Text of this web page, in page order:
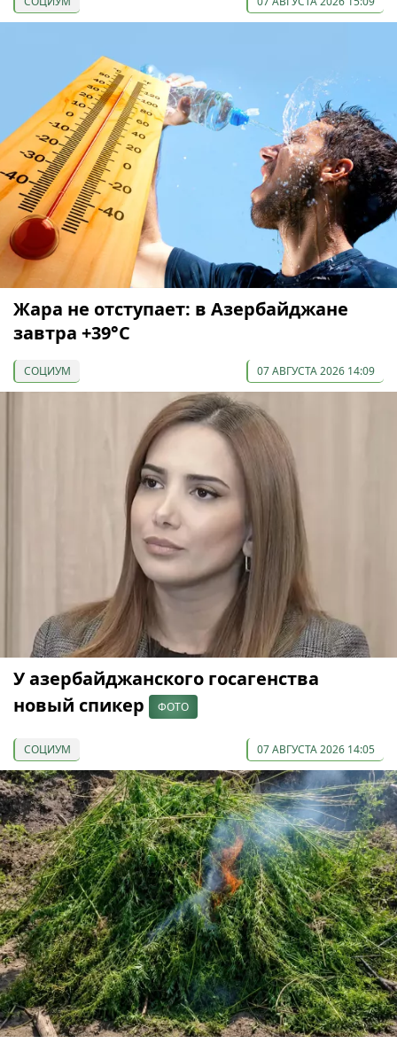
Жара не отступает: в Азербайджане
завтра +39°С
СОЦИУМ 07 АВГУСТА 2026 14:09
У азербайджанского госагенства
новый спикер
ФОТО
СОЦИУМ 07 АВГУСТА 2026 14:05